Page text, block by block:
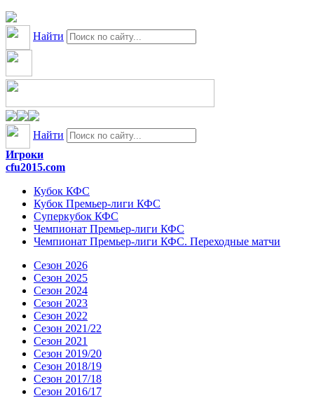
Найти
Найти
Игроки
cfu2015.com
Кубок КФС
Кубок Премьер-лиги КФС
Суперкубок КФС
Чемпионат Премьер-лиги КФС
Чемпионат Премьер-лиги КФС. Переходные матчи
Сезон 2026
Сезон 2025
Сезон 2024
Сезон 2023
Сезон 2022
Сезон 2021/22
Сезон 2021
Сезон 2019/20
Сезон 2018/19
Сезон 2017/18
Сезон 2016/17